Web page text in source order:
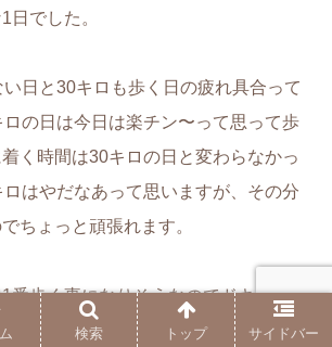
日でした。
日と30キロも歩く日の疲れ具合って
の日は今日は楽チン〜って思って歩
く時間は30キロの日と変わらなかっ
はやだなあって思いますが、その分
ちょっと頑張れます。
番歩く事になりそうなのでドキドキで
かないといけないので、気が重いですが
検索 トップ サイドバー